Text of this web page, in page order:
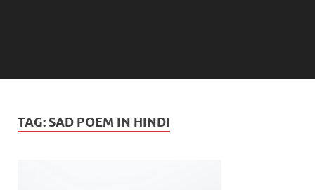
TAG: SAD POEM IN HINDI